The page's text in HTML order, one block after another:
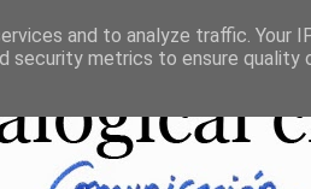
and to analyze traffic. Your
security metrics to ensure quality